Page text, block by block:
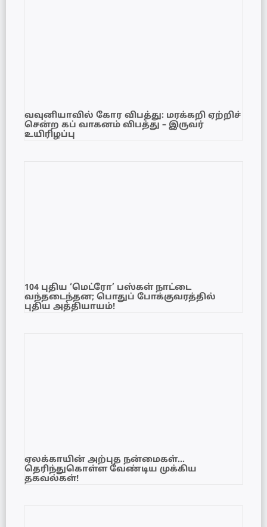
வவுனியாவில் கோர விபத்து: மரக்கறி ஏற்றிச்
சென்ற கப் வாகனம் விபத்து – இருவர்
உயிரிழப்பு
104 புதிய ‘மெட்ரோ’ பஸ்கள் நாட்டை
வந்தடைந்தன; பொதுப் போக்குவரத்தில்
புதிய அத்தியாயம்!
ஏலக்காயின் அற்புத நன்மைகள்…
தெரிந்துகொள்ள வேண்டிய முக்கிய
தகவல்கள்!